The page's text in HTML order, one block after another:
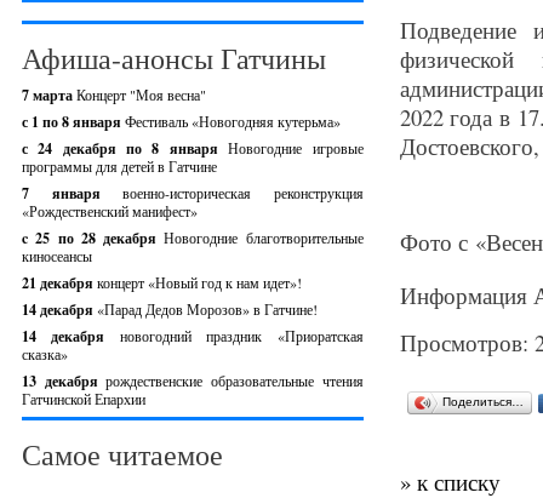
Афиша-анонсы Гатчины
7 мартаКонцерт "Моя весна"
с 1 по 8 января Фестиваль «Новогодняя кутерьма»
с 24 декабря по 8 январяНовогодние игровые
программы для детей в Гатчине
7 январявоенно-историческая реконструкция
«Рождественский манифест»
c 25 по 28 декабряНовогодние благотворительные
киносеансы
21 декабря концерт «Новый год к нам идет»!
14 декабря «Парад Дедов Морозов» в Гатчине!
14 декабря новогодний праздник «Приоратская
сказка»
13 декабрярождественские образовательные чтения
Гатчинской Епархии
Самое читаемое
Подведение
2022 года в
Фото с
Информация
Просмотров:
Поделиться…
» к списку